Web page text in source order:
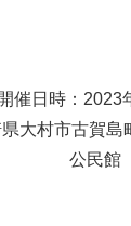
開催日時：2023
大村市古賀島
公民館